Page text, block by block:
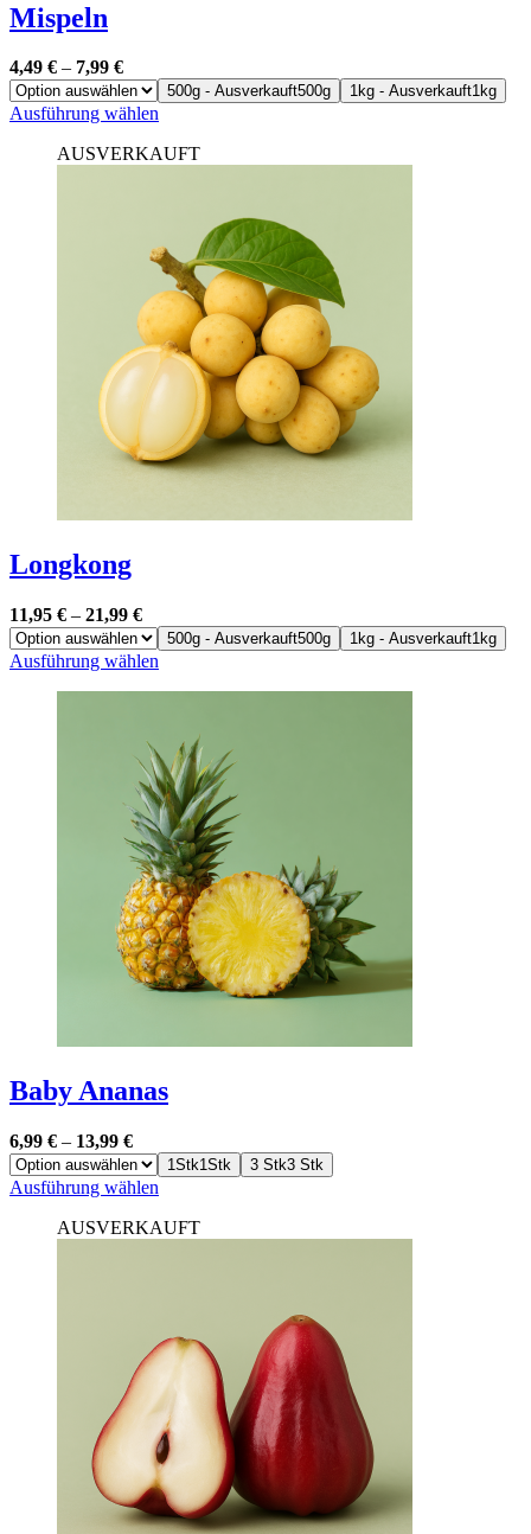
Mispeln
4,49 € – 7,99 €
500g - Ausverkauft500g 1kg - Ausverkauft1kg
Ausführung wählen
weist
Optionen
können
auf
der
Produktseite
gewählt
werden
AUSVERKAUFT
Longkong
11,95 € – 21,99 €
500g - Ausverkauft500g 1kg - Ausverkauft1kg
Ausführung wählen
Varianten
auf.
Die
Optionen
können
auf
der
Produktseite
gewählt
werden
Baby Ananas
6,99 € – 13,99 €
1Stk1Stk 3 Stk3 Stk
Ausführung wählen
weist
Optionen
können
der
Produktseite
gewählt
werden
AUSVERKAUFT